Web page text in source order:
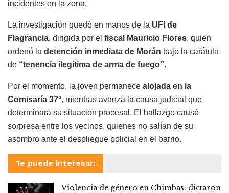
incidentes en la zona.
La investigación quedó en manos de la UFI de
Flagrancia, dirigida por el fiscal Mauricio Flores, quien
ordenó la detención inmediata de Morán bajo la carátula
de “tenencia ilegítima de arma de fuego”.
Por el momento, la joven permanece alojada en la
Comisaría 37°, mientras avanza la causa judicial que
determinará su situación procesal. El hallazgo causó
sorpresa entre los vecinos, quienes no salían de su
asombro ante el despliegue policial en el barrio.
Te puede interesar:
Violencia de género en Chimbas: dictaron